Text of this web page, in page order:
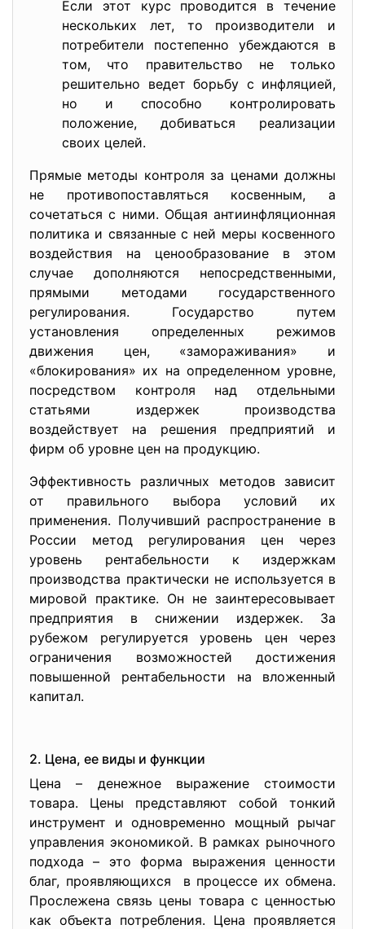
Если этот курс проводится в течение
нескольких лет, то производители и
потребители постепенно убеждаются в
том, что правительство не только
решительно ведет борьбу с инфляцией,
но и способно контролировать
положение, добиваться реализации
своих целей.
Прямые методы контроля за ценами должны
не противопоставляться косвенным, а
сочетаться с ними. Общая антиинфляционная
политика и связанные с ней меры косвенного
воздействия на ценообразование в этом
случае дополняются непосредственными,
прямыми методами государственного
регулирования. Государство путем
установления определенных режимов
движения цен, «замораживания» и
«блокирования» их на определенном уровне,
посредством контроля над отдельными
статьями издержек производства
воздействует на решения предприятий и
фирм об уровне цен на продукцию.
Эффективность различных методов зависит
от правильного выбора условий их
применения. Получивший распространение в
России метод регулирования цен через
уровень рентабельности к издержкам
производства практически не используется в
мировой практике. Он не заинтересовывает
предприятия в снижении издержек. За
рубежом регулируется уровень цен через
ограничения возможностей достижения
повышенной рентабельности на вложенный
капитал.
2. Цена, ее виды и функции
Цена – денежное выражение стоимости
товара. Цены представляют собой тонкий
инструмент и одновременно мощный рычаг
управления экономикой. В рамках рыночного
подхода – это форма выражения ценности
благ, проявляющихся в процессе их обмена.
Прослежена связь цены товара с ценностью
как объекта потребления. Цена проявляется